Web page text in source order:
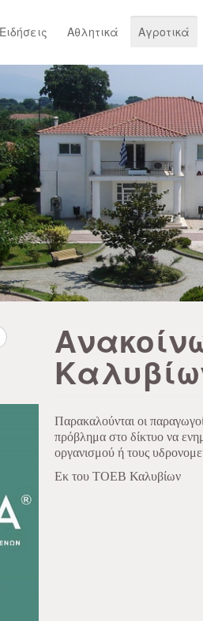
Ειδήσεις Αθλητικά Αγροτικά
Παρακαλούνται οι
πρόβλημα στο δίκτυο να
οργανισμού ή τους
Εκ του ΤΟΕΒ Καλυβίων